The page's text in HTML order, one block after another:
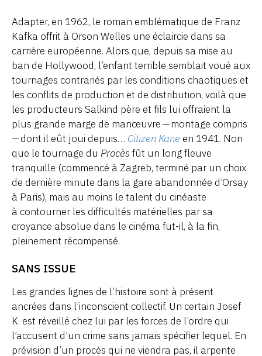
Adapter, en 1962, le roman emblématique de Franz
Kafka offrit à Orson Welles une éclaircie dans sa
carrière européenne. Alors que, depuis sa mise au
ban de Hollywood, l’enfant terrible semblait voué aux
tournages contrariés par les conditions chaotiques et
les conflits de production et de distribution, voilà que
les producteurs Salkind père et fils lui offraient la
plus grande marge de manœuvre — montage compris
— dont il eût joui depuis… Citizen Kane en 1941. Non
que le tournage du Procès fût un long fleuve
tranquille (commencé à Zagreb, terminé par un choix
de dernière minute dans la gare abandonnée d’Orsay
à Paris), mais au moins le talent du cinéaste
à contourner les difficultés matérielles par sa
croyance absolue dans le cinéma fut-il, à la fin,
pleinement récompensé.
SANS ISSUE
Les grandes lignes de l’histoire sont à présent
ancrées dans l’inconscient collectif. Un certain Josef
K. est réveillé chez lui par les forces de l’ordre qui
l’accusent d’un crime sans jamais spécifier lequel. En
prévision d’un procès qui ne viendra pas, il arpente